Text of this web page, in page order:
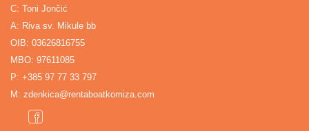
C: Toni Jončić
A: Riva sv. Mikule bb
OIB: 03626816755
MBO: 97611085
P: +385 97 77 33 797
M: zdenkica@rentaboatkomiza.com